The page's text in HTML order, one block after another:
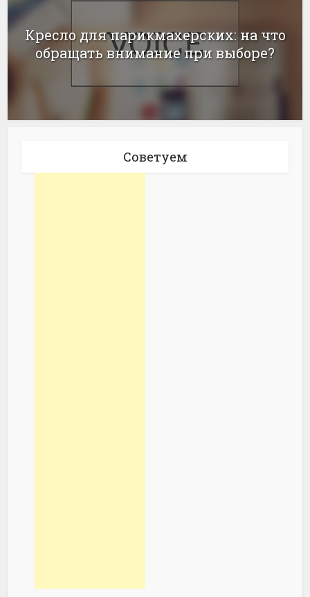
Кресло для парикмахерских: на что
обращать внимание при выборе?
Советуем